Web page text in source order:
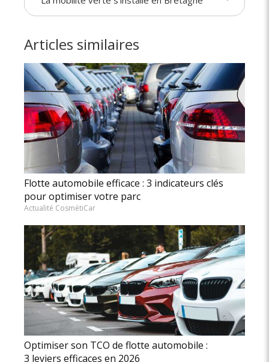
Articles similaires
Flotte automobile efficace : 3 indicateurs clés
pour optimiser votre parc
Actualité CosmétiCar
Optimiser son TCO de flotte automobile :
3 leviers efficaces en 2026